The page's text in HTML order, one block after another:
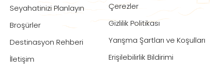
Seyahatinizi Planlayın
Broşürler
Destinasyon Rehberi
İletişim
Çerezler
Gizlilik Politikası
Yarışma Şartları ve Koşulları
Erişilebilirlik Bildirimi